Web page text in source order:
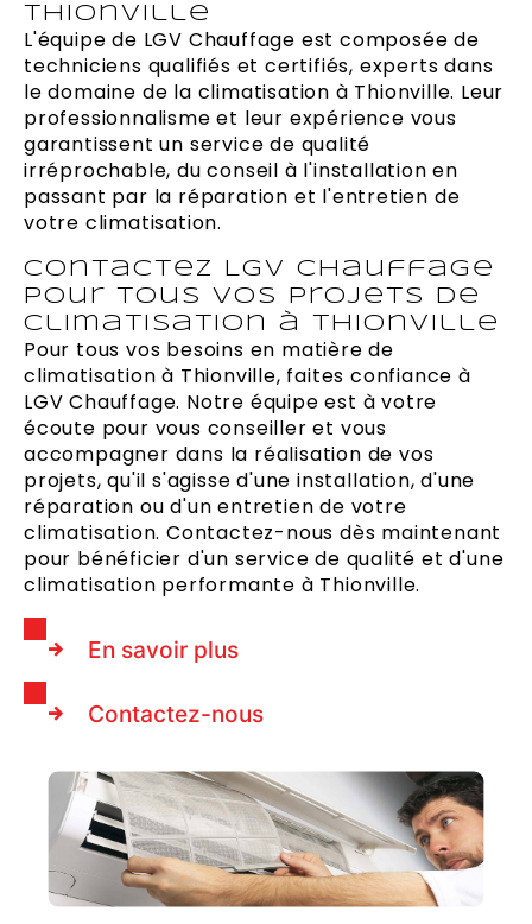
Thionville
L'équipe de LGV Chauffage est composée de
techniciens qualifiés et certifiés, experts dans
le domaine de la climatisation à Thionville. Leur
professionnalisme et leur expérience vous
garantissent un service de qualité
irréprochable, du conseil à l'installation en
passant par la réparation et l'entretien de
votre climatisation.
Contactez LGV Chauffage
pour tous vos projets de
climatisation à Thionville
Pour tous vos besoins en matière de
climatisation à Thionville, faites confiance à
LGV Chauffage. Notre équipe est à votre
écoute pour vous conseiller et vous
accompagner dans la réalisation de vos
projets, qu'il s'agisse d'une installation, d'une
réparation ou d'un entretien de votre
climatisation. Contactez-nous dès maintenant
pour bénéficier d'un service de qualité et d'une
climatisation performante à Thionville.
En savoir plus
Contactez-nous